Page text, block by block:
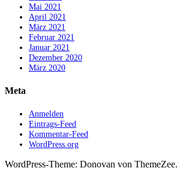
Mai 2021
April 2021
März 2021
Februar 2021
Januar 2021
Dezember 2020
März 2020
Meta
Anmelden
Eintrags-Feed
Kommentar-Feed
WordPress.org
WordPress-Theme: Donovan von ThemeZee.